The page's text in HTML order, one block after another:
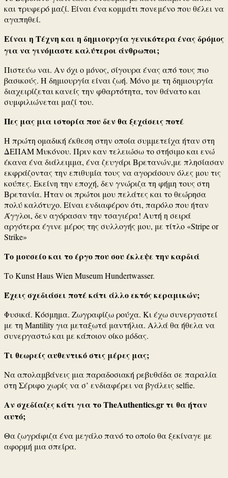
και τρυφερό μαζί. Είναι ένα κομμάτι πονεμένο που θέλει να
αγαπηθεί.
Είναι η Τέχνη και η δημιουργία γενικότερα ένας δρόμος
για να γινόμαστε καλύτεροι άνθρωποι;
Πιστεύω ναι. Αν όχι ο μόνος, σίγουρα ένας από τους πιο
βασικούς. Η δημιουργία είναι ζωή. Μόνο με τη δημιουργία
διαχειρίζεται κανείς την φθαρτότητα, τον θάνατο και
συμφιλιώνεται μαζί του.
Πες μας μια ιστορία που δεν θα ξεχάσεις ποτέ
Η πρώτη ομαδική έκθεση στην οποία συμμετείχα ήταν στη
ΔΕΠΑΜ Μυκόνου. Πριν καν τελειώσω το στήσιμο και ενώ
έκανα ένα διάλειμμα, ένα ζευγάρι Βρετανών,με πλησίασαν
εκφράζοντας την επιθυμία τους να αγοράσουν όλες μου τις
κούπες. Εκείνη την εποχή, δεν γνώριζα τη φήμη τους στη
Βρετανία. Ήταν οι πρώτοι μου πελάτες και το θεώρησα
πολύ καλότυχο. Είναι ενδιαφέρον ότι, παρόλο που ήταν
Άγγλοι, δεν αγόρασαν την τσαγιέρα! Αυτή η σειρά
αργότερα έγινε μέρος της συλλογής μου, με τίτλο «Stripe or
Strike»
Το μουσείο και το έργο που σου έκλεψε την καρδιά
Το Kunst Haus Wien Museum Hundertwasser.
Έχεις σχεδιάσει ποτέ κάτι άλλο εκτός κεραμικών;
Φυσικά. Κόσμημα. Ζωγραφίζω ρούχα. Κι έχω συνεργαστεί
με τη Mantility για μεταξωτά μαντήλια. Αλλά θα ήθελα να
συνεργαστώ και με κάποιον οίκο μόδας.
Τι θεωρείς αυθεντικό στις μέρες μας;
Nα απολαμβάνεις μια παραδοσιακή ρεβυθάδα σε παραλία
στη Σέριφο χωρίς να σ’ ενδιαφέρει να βγάλεις selfie.
Aν σχεδίαζες κάτι για το TheAuthentics.gr τι θα ήταν
αυτό;
Θα ζωγράφιζα ένα μεγάλο πανό το οποίο θα ξεκίναγε με
αφορμή μια σπείρα.